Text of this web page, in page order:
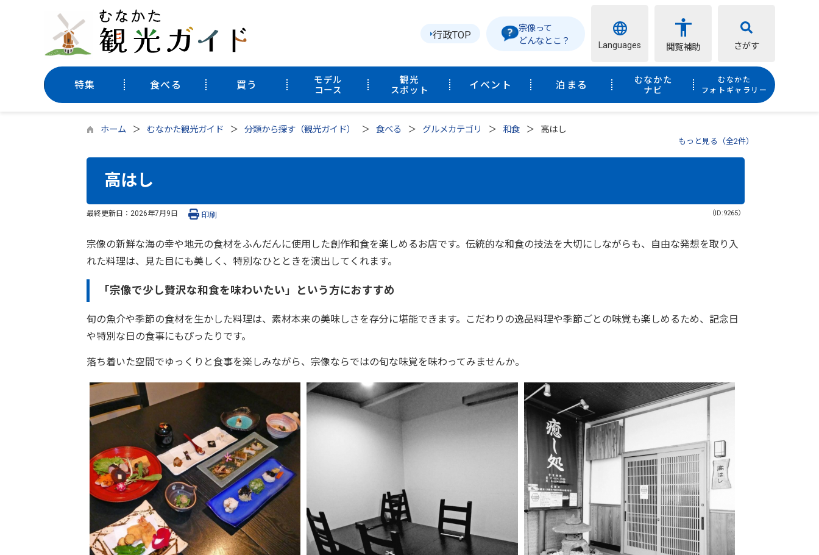
行政TOP
宗像って
どんなとこ？
Languages 閲覧補助 さがす
特集 食べる 買う
モデル
コース
観光
スポット
イベント 泊まる
むなかた
ナビ
むなかた
フォトギャラリー
ホーム むなかた観光ガイド 分類から探す（観光ガイド） 食べる グルメカテゴリ 和食 高はし
もっと見る（全2件）
高はし
最終更新日： 2026年7月9日 （ID:9265）
印刷
宗像の新鮮な海の幸や地元の食材をふんだんに使用した創作和食を楽しめるお店です。伝統的な和食の技法を大切にしながらも、自由な発想を取り入
れた料理は、見た目にも美しく、特別なひとときを演出してくれます。
「宗像で少し贅沢な和食を味わいたい」という方におすすめ
旬の魚介や季節の食材を生かした料理は、素材本来の美味しさを存分に堪能できます。こだわりの逸品料理や季節ごとの味覚も楽しめるため、記念日
や特別な日の食事にもぴったりです。
落ち着いた空間でゆっくりと食事を楽しみながら、宗像ならではの旬な味覚を味わってみませんか。